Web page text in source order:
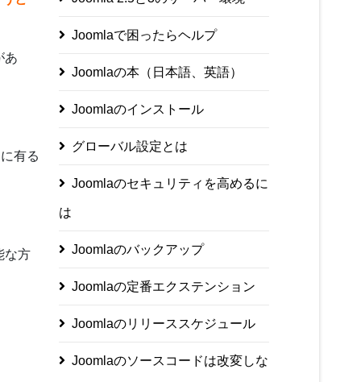
あ
有る
な方
Joomlaで困ったらヘルプ
Joomlaの本（日本語、英語）
Joomlaのインストール
グローバル設定とは
Joomlaのセキュリティを高めるに
は
Joomlaのバックアップ
Joomlaの定番エクステンション
Joomlaのリリーススケジュール
Joomlaのソースコードは改変しな